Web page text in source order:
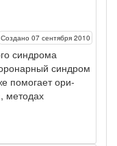
Создано 07 сентября 2010
синдрома
синдром
помогает ори­
методах